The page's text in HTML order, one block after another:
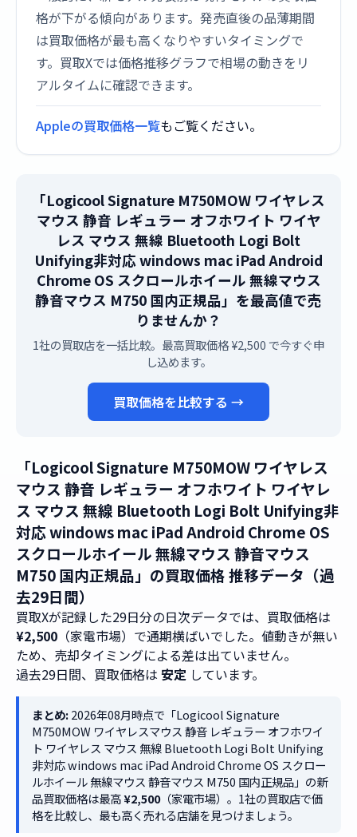
格が下がる傾向があります。発売直後の品薄期間
は買取価格が最も高くなりやすいタイミングで
す。買取Xでは価格推移グラフで相場の動きをリ
アルタイムに確認できます。
Appleの買取価格一覧もご覧ください。
「Logicool Signature M750MOW ワイヤレス
マウス 静音 レギュラー オフホワイト ワイヤ
レス マウス 無線 Bluetooth Logi Bolt
Unifying非対応 windows mac iPad Android
Chrome OS スクロールホイール 無線マウス
静音マウス M750 国内正規品」を最高値で売
りませんか？
1社の買取店を一括比較。最高買取価格 ¥2,500 で今すぐ申
し込めます。
買取価格を比較する →
「Logicool Signature M750MOW ワイヤレス
マウス 静音 レギュラー オフホワイト ワイヤレ
ス マウス 無線 Bluetooth Logi Bolt Unifying非
対応 windows mac iPad Android Chrome OS
スクロールホイール 無線マウス 静音マウス
M750 国内正規品」の買取価格 推移データ（過
去29日間）
買取Xが記録した29日分の日次データでは、買取価格は
¥2,500 （家電市場）で通期横ばいでした。値動きが無い
ため、売却タイミングによる差は出ていません。
過去29日間、買取価格は 安定 しています。
まとめ:2026年08月時点で「Logicool Signature
M750MOW ワイヤレスマウス 静音 レギュラー オフホワイ
ト ワイヤレス マウス 無線 Bluetooth Logi Bolt Unifying
非対応 windows mac iPad Android Chrome OS スクロー
ルホイール 無線マウス 静音マウス M750 国内正規品」の新
品買取価格は最高¥2,500（家電市場）。1社の買取店で価
格を比較し、最も高く売れる店舗を見つけましょう。